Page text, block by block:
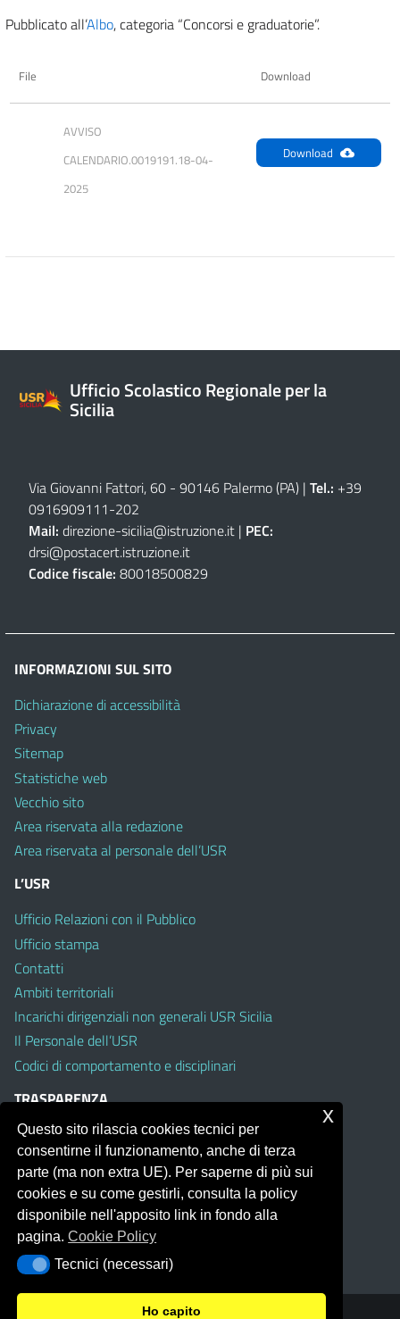
Pubblicato all’Albo, categoria “Concorsi e graduatorie”.
File Download
AVVISO
CALENDARIO.0019191.18-04-
2025
Download
Ufficio Scolastico Regionale per la
Sicilia
Via Giovanni Fattori, 60 - 90146 Palermo (PA) | Tel.: +39
0916909111-202
Mail: direzione-sicilia@istruzione.it | PEC:
drsi@postacert.istruzione.it
Codice fiscale: 80018500829
INFORMAZIONI SUL SITO
Dichiarazione di accessibilità
Privacy
Sitemap
Statistiche web
Vecchio sito
Area riservata alla redazione
Area riservata al personale dell’USR
L’USR
Ufficio Relazioni con il Pubblico
Ufficio stampa
Contatti
Ambiti territoriali
Incarichi dirigenziali non generali USR Sicilia
Il Personale dell’USR
Codici di comportamento e disciplinari
TRASPARENZA
Albo on line
Amministrazione Trasparente
Pubblici proclami
PTPCT per le Istituzioni scolastiche della Sicilia
Whistleblowing
Obiettivi di Accessibilità
Questo sito rilascia cookies tecnici per
consentirne il funzionamento, anche di terza
parte (ma non extra UE). Per saperne di più sui
cookies e su come gestirli, consulta la policy
disponibile nell'apposito link in fondo alla
pagina.Cookie Policy
Tecnici (necessari)
Tecnici (necessari)
Ho capito
x